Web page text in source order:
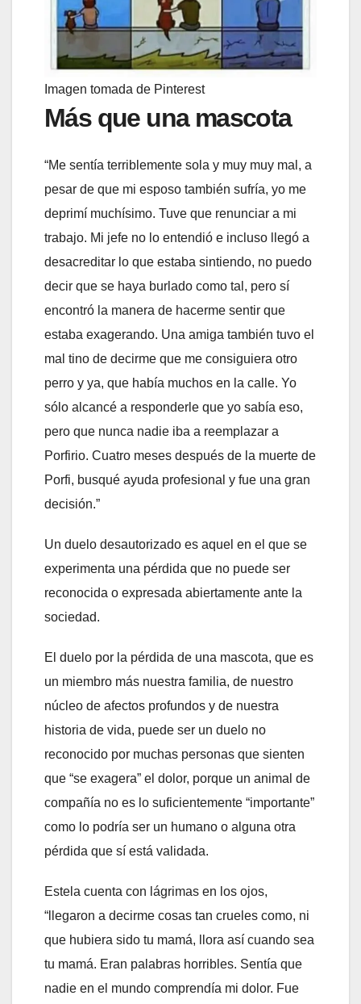
Imagen tomada de Pinterest
Más que una mascota
“Me sentía terriblemente sola y muy muy mal, a
pesar de que mi esposo también sufría, yo me
deprimí muchísimo. Tuve que renunciar a mi
trabajo. Mi jefe no lo entendió e incluso llegó a
desacreditar lo que estaba sintiendo, no puedo
decir que se haya burlado como tal, pero sí
encontró la manera de hacerme sentir que
estaba exagerando. Una amiga también tuvo el
mal tino de decirme que me consiguiera otro
perro y ya, que había muchos en la calle. Yo
sólo alcancé a responderle que yo sabía eso,
pero que nunca nadie iba a reemplazar a
Porfirio. Cuatro meses después de la muerte de
Porfi, busqué ayuda profesional y fue una gran
decisión.”
Un duelo desautorizado es aquel en el que se
experimenta una pérdida que no puede ser
reconocida o expresada abiertamente ante la
sociedad.
El duelo por la pérdida de una mascota, que es
un miembro más nuestra familia, de nuestro
núcleo de afectos profundos y de nuestra
historia de vida, puede ser un duelo no
reconocido por muchas personas que sienten
que “se exagera” el dolor, porque un animal de
compañía no es lo suficientemente “importante”
como lo podría ser un humano o alguna otra
pérdida que sí está validada.
Estela cuenta con lágrimas en los ojos,
“llegaron a decirme cosas tan crueles como, ni
que hubiera sido tu mamá, llora así cuando sea
tu mamá. Eran palabras horribles. Sentía que
nadie en el mundo comprendía mi dolor. Fue